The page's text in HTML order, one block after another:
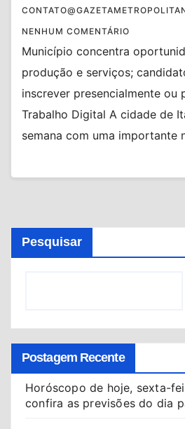
NENHUM COMENTÁRIO
Município concentra
produção e serviços;
inscrever presencialmente ou
Trabalho Digital A cidade de
semana com uma importante
Pesquisar
Postagem Recente
Horóscopo de hoje, sexta-
confira as previsões do dia